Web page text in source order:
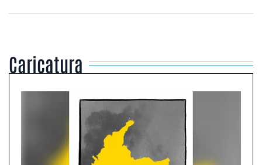
Caricatura